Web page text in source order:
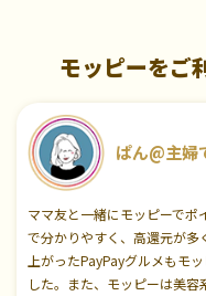
モッピーをご
ぱん@主婦
ママ友と一緒にモッピーで
で分かりやすく、高還元が多
上がったPayPayグルメもモ
した。また、モッピーは美